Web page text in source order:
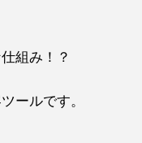
組み！？
ールです。